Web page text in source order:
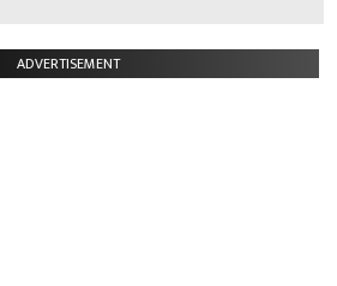
ADVERTISEMENT